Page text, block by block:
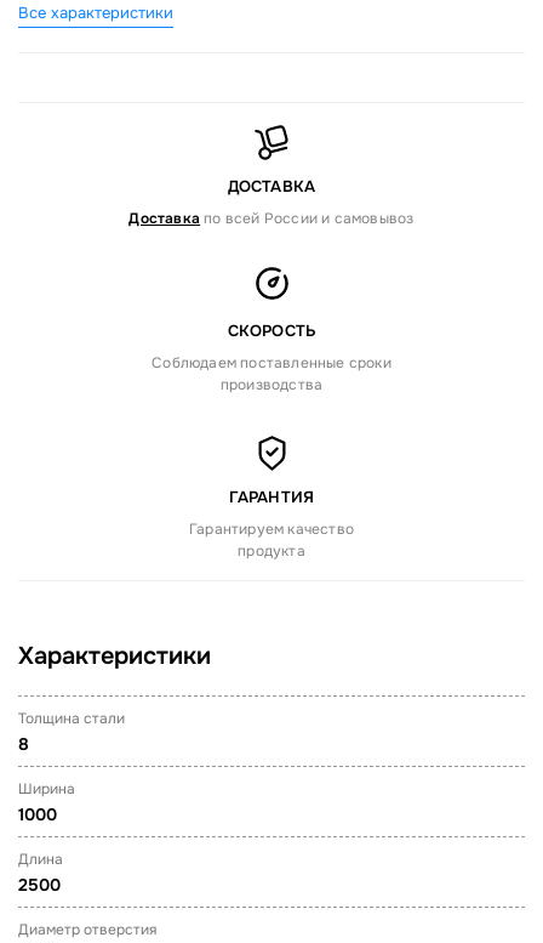
Все характеристики
ДОСТАВКА
Доставка по всей России и самовывоз
СКОРОСТЬ
Соблюдаем поставленные сроки
производства
ГАРАНТИЯ
Гарантируем качество
продукта
Характеристики
Толщина стали
8
Ширина
1000
Длина
2500
Диаметр отверстия